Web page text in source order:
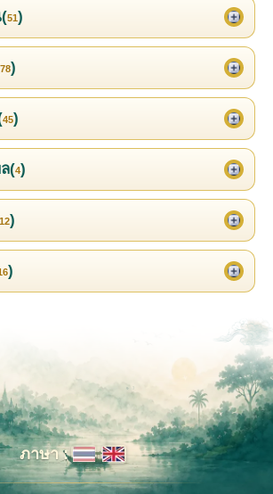
51)
78)
45)
(4)
12)
)
ภาษา :